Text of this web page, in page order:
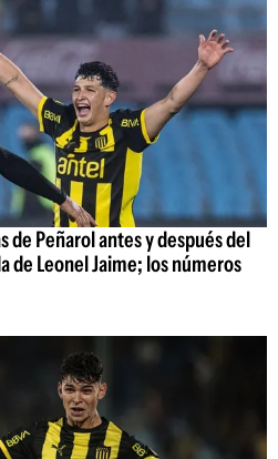
de Peñarol antes y después del
de Leonel Jaime; los números